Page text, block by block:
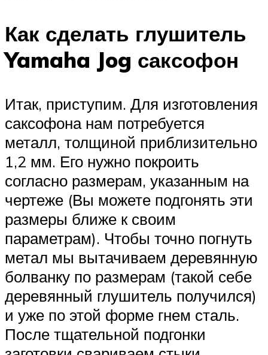
Как сделать глушитель
Yamaha Jog саксофон
Итак, приступим. Для изготовления
саксофона нам потребуется
металл, толщиной приблизительно
1,2 мм. Его нужно покроить
согласно размерам, указанным на
чертеже (Вы можете подгонять эти
размеры ближе к своим
параметрам). Чтобы точно погнуть
метал мы вытачиваем деревянную
болванку по размерам (такой себе
деревянный глушитель получился)
и уже по этой форме гнем сталь.
После тщательной подгонки